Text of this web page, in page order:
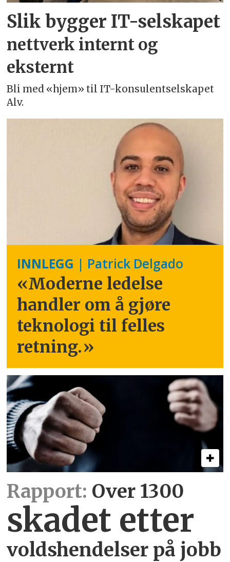
Slik bygger IT-selskapet
nettverk internt og
eksternt
Bli med «hjem» til IT-konsulentselskapet
Alv.
INNLEGG | Patrick Delgado
«Moderne ledelse
handler om å gjøre
teknologi til felles
retning.»
Rapport: Over 1300
skadet etter
voldshendelser på jobb